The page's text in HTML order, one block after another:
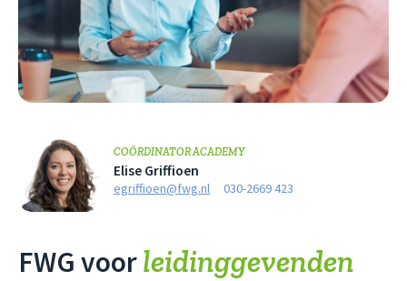
COÖRDINATOR ACADEMY
Elise Griffioen
egriffioen@fwg.nl 030-2669 423
FWG voorleidinggevenden